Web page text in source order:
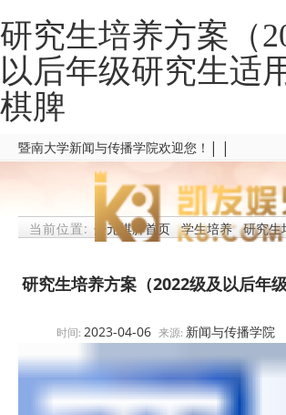
研究生培养方案（
以后年级研究生适
棋脾
暨南大学新闻与传播学院欢迎您！ | |
当前位置: 开元棋脾首页 学生培养 研究生
研究生培养方案（2022级及以后年
时间: 2023-04-06 来源: 新闻与传播学院